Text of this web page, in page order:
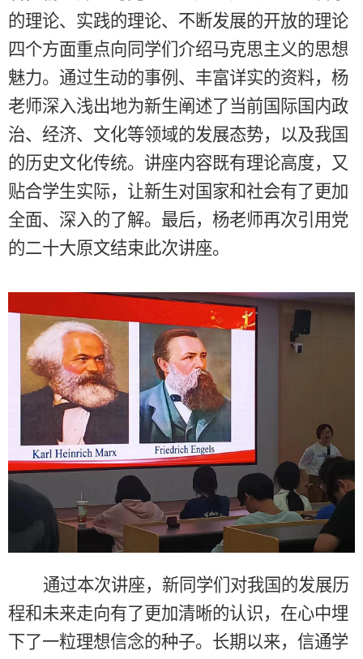
的理论、实践的理论、不断发展的开放的理论
四个方面重点向同学们介绍马克思主义的思想
魅力。通过生动的事例、丰富详实的资料，杨
老师深入浅出地为新生阐述了当前国际国内政
治、经济、文化等领域的发展态势，以及我国
的历史文化传统。讲座内容既有理论高度，又
贴合学生实际，让新生对国家和社会有了更加
全面、深入的了解。最后，杨老师再次引用党
的二十大原文结束此次讲座。
通过本次讲座，新同学们对我国的发展历
程和未来走向有了更加清晰的认识， 在心中埋
下了一粒理想信念的种子。 长期以来，信通学